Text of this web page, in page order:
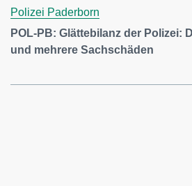
Polizei Paderborn
POL-PB: Glättebilanz der Polizei:
und mehrere Sachschäden